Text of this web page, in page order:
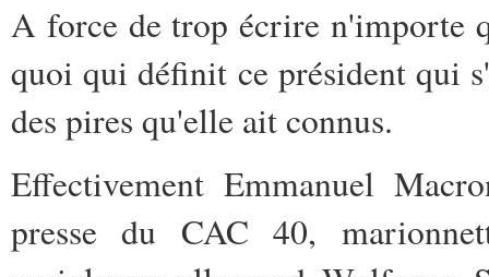
A force de trop écrire n'importe
quoi qui définit ce président qui
des pires qu'elle ait connus.
Effectivement Emmanuel
presse du CAC 40,